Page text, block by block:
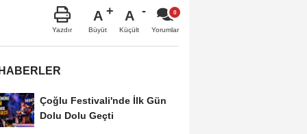
Yazdır
A
Büyüt
A
Küçült Yorumlar
Çoğlu Festivali'nde İlk Gün
Dolu Dolu Geçti